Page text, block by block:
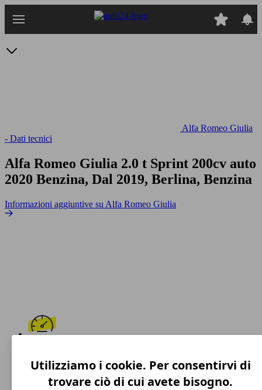
Alfa Romeo Giulia
- Dati tecnici
Alfa Romeo Giulia 2.0 t Sprint 200cv auto
2020 Benzina, Dal 2019, Berlina, Benzina
Informazioni aggiuntive su Alfa Romeo Giulia
Utilizziamo i cookie. Per consentirvi di
trovare ciò di cui avete bisogno.